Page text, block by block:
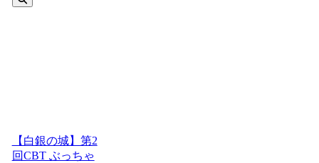
【白銀の城】第2
回CBT ぶっちゃ